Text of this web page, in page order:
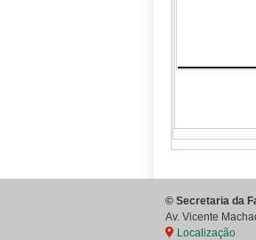
© Secretaria da
Av. Vicente
Localização